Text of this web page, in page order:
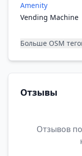
Amenity
Vending Machine
Больше OSM
Отзывы
Отзывов